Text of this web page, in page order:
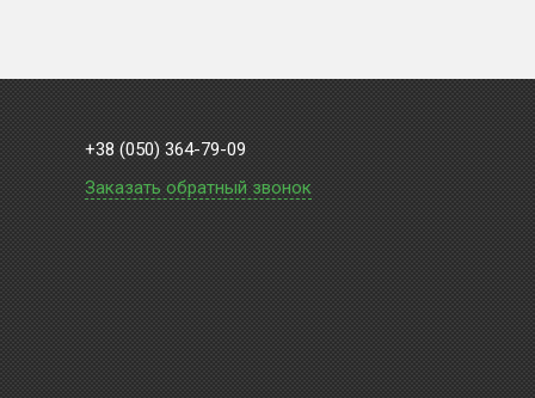
+38 (050) 364-79-09
Заказать обратный звонок